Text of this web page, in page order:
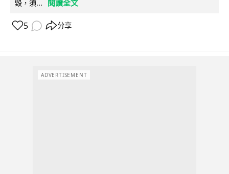
毀，須...
閱讀全文
5 分享
ADVERTISEMENT